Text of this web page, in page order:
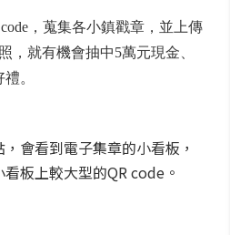
，蒐集各小鎮戳章，並上傳
，就有機會抽中5萬元現金、
。
會看到電子集章的小看板，
板上較大型的QR code。